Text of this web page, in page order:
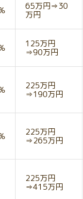
65万円⇒30
万円
125万円
⇒90万円
225万円
⇒190万円
225万円
⇒265万円
225万円
⇒415万円